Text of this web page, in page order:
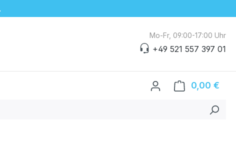
Mo-Fr, 09:00-17:00 Uhr
+49 521 557 397 01
0,00 €